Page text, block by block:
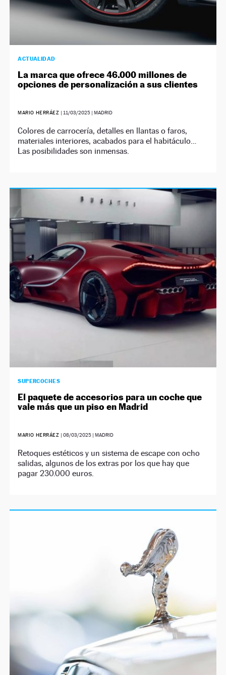
ACTUALIDAD
La marca que ofrece 46.000 millones de
opciones de personalización a sus clientes
MARIO HERRÁEZ | 11/03/2025| MADRID
Colores de carrocería, detalles en llantas o faros,
materiales interiores, acabados para el habitáculo…
Las posibilidades son inmensas.
SUPERCOCHES
El paquete de accesorios para un coche que
vale más que un piso en Madrid
MARIO HERRÁEZ | 08/03/2025| MADRID
Retoques estéticos y un sistema de escape con ocho
salidas, algunos de los extras por los que hay que
pagar 230.000 euros.